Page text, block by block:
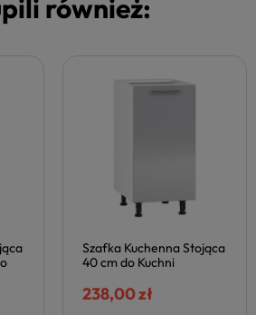
również:
Szafka Kuchenna Stojąca
40 cm do Kuchni
Jasno Popielata Szara
Połysk Halmar
238,00 zł